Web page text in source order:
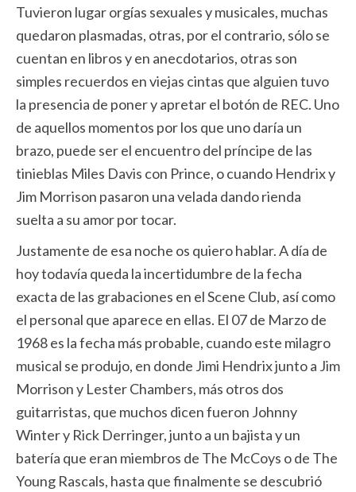
Tuvieron lugar orgías sexuales y musicales, muchas
quedaron plasmadas, otras, por el contrario, sólo se
cuentan en libros y en anecdotarios, otras son
simples recuerdos en viejas cintas que alguien tuvo
la presencia de poner y apretar el botón de REC. Uno
de aquellos momentos por los que uno daría un
brazo, puede ser el encuentro del príncipe de las
tinieblas Miles Davis con Prince, o cuando Hendrix y
Jim Morrison pasaron una velada dando rienda
suelta a su amor por tocar.
Justamente de esa noche os quiero hablar. A día de
hoy todavía queda la incertidumbre de la fecha
exacta de las grabaciones en el Scene Club, así como
el personal que aparece en ellas. El 07 de Marzo de
1968 es la fecha más probable, cuando este milagro
musical se produjo, en donde Jimi Hendrix junto a Jim
Morrison y Lester Chambers, más otros dos
guitarristas, que muchos dicen fueron Johnny
Winter y Rick Derringer, junto a un bajista y un
batería que eran miembros de The McCoys o de The
Young Rascals, hasta que finalmente se descubrió